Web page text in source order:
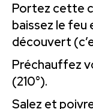
Portez cette
baissez le feu
découvert
Préchauffez
(210°).
Salez et